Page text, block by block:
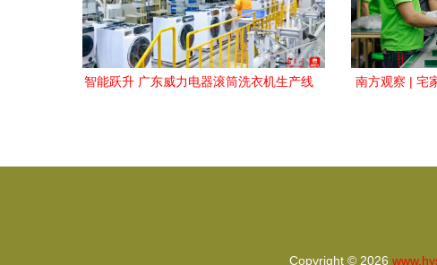
智能跃升 广东威力电器滚筒洗衣机生产线
南方观察 | 宅
Copyright © 2026